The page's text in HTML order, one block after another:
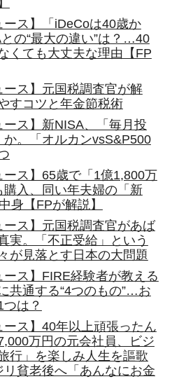
ース】「iDeCoは40歳か
の“最大の違い”は？…40
くても大丈夫な理由【FP
ース】元国税調査官が解
すコツと年金節税術
ース】新NISA、「毎月投
。「オルカンvsS&P500
ース】65歳で「1億1,800万
入、同い年夫婦の「新
身【FPが解説】
ース】元国税調査官があば
実。「不正受給」という
が見落とす日本の大問題
ース】FIRE経験者が教える
共通する“4つのもの”…お
は？
ース】40年以上頑張ったん
万円の元会社員、ビジ
行」を楽しみ人生を謳歌
貧老後へ「あんなにお金